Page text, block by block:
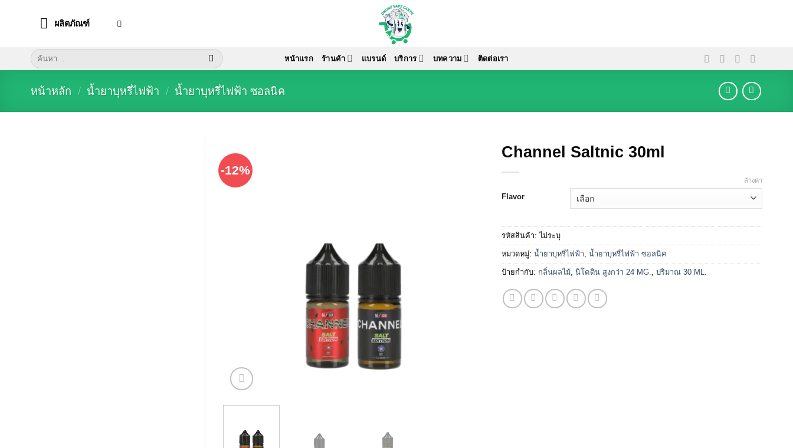
ผลิตภัณฑ์
ค้นหา:
หน้าแรก ร้านค้า แบรนด์ บริการ บทความ ติดต่อเรา
หน้าหลัก / น้ำยาบุหรี่ไฟฟ้า / น้ำยาบุหรี่ไฟฟ้า ซอลนิค
-12%
Channel Saltnic 30ml
Flavor
ล้างค่า
รหัสสินค้า:ไม่ระบุ
หมวดหมู่: น้ำยาบุหรี่ไฟฟ้า น้ำยาบุหรี่ไฟฟ้า ซอลนิค
ป้ายกำกับ: กลิ่นผลไม้ นิโคติน สูงกว่า 24 MG. ปริมาณ 30 ML.